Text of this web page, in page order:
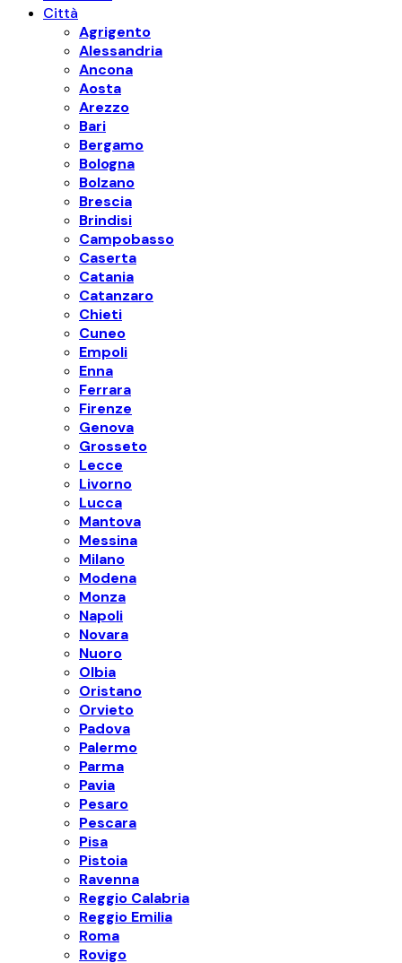
Città
Agrigento
Alessandria
Ancona
Aosta
Arezzo
Bari
Bergamo
Bologna
Bolzano
Brescia
Brindisi
Campobasso
Caserta
Catania
Catanzaro
Chieti
Cuneo
Empoli
Enna
Ferrara
Firenze
Genova
Grosseto
Lecce
Livorno
Lucca
Mantova
Messina
Milano
Modena
Monza
Napoli
Novara
Nuoro
Olbia
Oristano
Orvieto
Padova
Palermo
Parma
Pavia
Pesaro
Pescara
Pisa
Pistoia
Ravenna
Reggio Calabria
Reggio Emilia
Roma
Rovigo